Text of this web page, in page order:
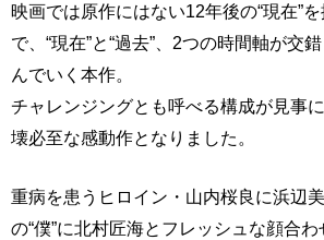
映画では原作にはない12年後の“現在”
で、“現在”と“過去”、2つの時間軸が交
んでいく本作。
チャレンジングとも呼べる構成が見事
壊必至な感動作となりました。
重病を患うヒロイン・山内桜良に浜辺
の“僕”に北村匠海とフレッシュな顔合わ